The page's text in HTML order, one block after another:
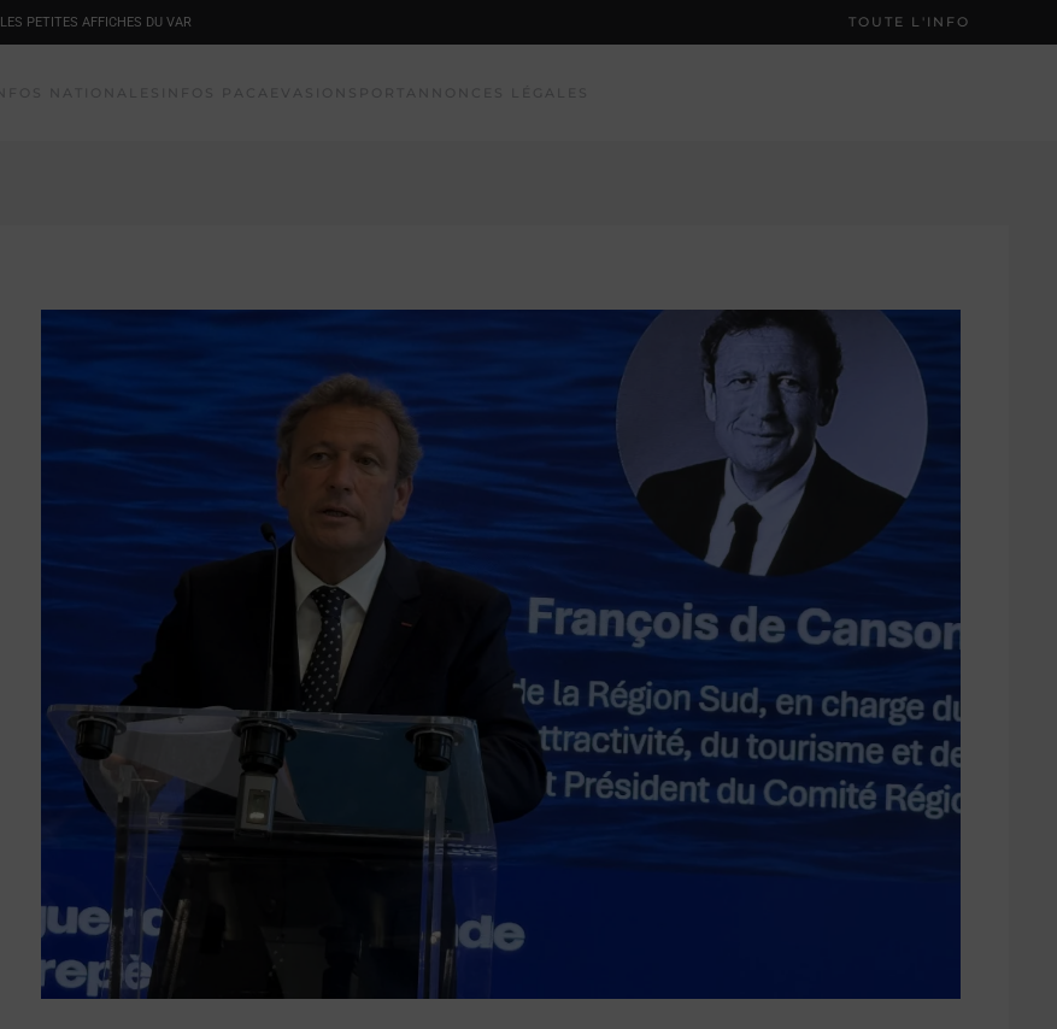
LES PETITES AFFICHES DU VAR TOUTE L'INFO